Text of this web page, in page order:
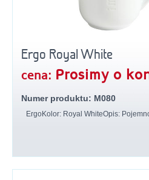
Ergo Royal White
cena: Prosimy o
Numer produktu: M080
ErgoKolor: Royal WhiteOpis: